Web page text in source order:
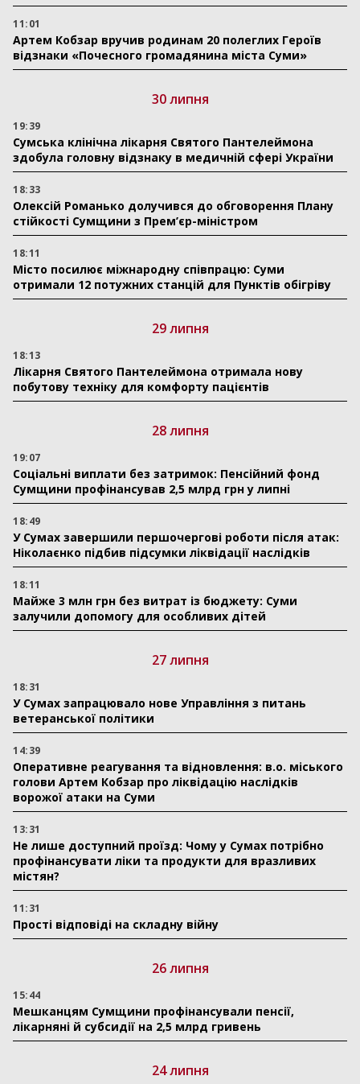
11:01
Артем Кобзар вручив родинам 20 полеглих Героїв
відзнаки «Почесного громадянина міста Суми»
30 липня
19:39
Сумська клінічна лікарня Святого Пантелеймона
здобула головну відзнаку в медичній сфері України
18:33
Олексій Романько долучився до обговорення Плану
стійкості Сумщини з Прем’єр-міністром
18:11
Місто посилює міжнародну співпрацю: Суми
отримали 12 потужних станцій для Пунктів обігріву
29 липня
18:13
Лікарня Святого Пантелеймона отримала нову
побутову техніку для комфорту пацієнтів
28 липня
19:07
Соціальні виплати без затримок: Пенсійний фонд
Сумщини профінансував 2,5 млрд грн у липні
18:49
У Сумах завершили першочергові роботи після атак:
Ніколаєнко підбив підсумки ліквідації наслідків
18:11
Майже 3 млн грн без витрат із бюджету: Суми
залучили допомогу для особливих дітей
27 липня
18:31
У Сумах запрацювало нове Управління з питань
ветеранської політики
14:39
Оперативне реагування та відновлення: в.о. міського
голови Артем Кобзар про ліквідацію наслідків
ворожої атаки на Суми
13:31
Не лише доступний проїзд: Чому у Сумах потрібно
профінансувати ліки та продукти для вразливих
містян?
11:31
Прості відповіді на складну війну
26 липня
15:44
Мешканцям Сумщини профінансували пенсії,
лікарняні й субсидії на 2,5 млрд гривень
24 липня